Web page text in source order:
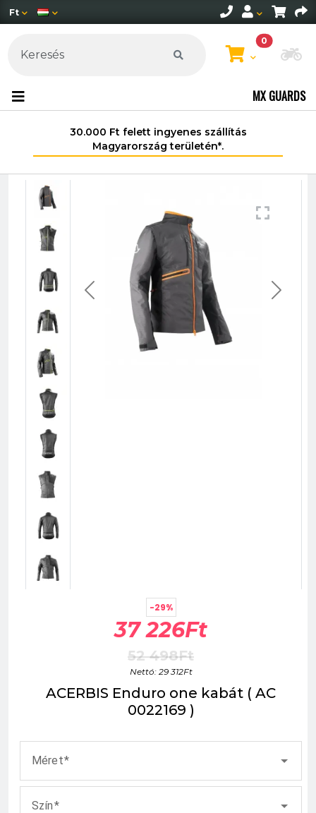
Ft
0
MX GUARDS
30.000 Ft felett ingyenes szállítás
Magyarország területén*.
-29%
37 226Ft
52 498Ft
Nettó: 29 312Ft
ACERBIS Enduro one kabát ( AC
0022169 )
Méret
Szín